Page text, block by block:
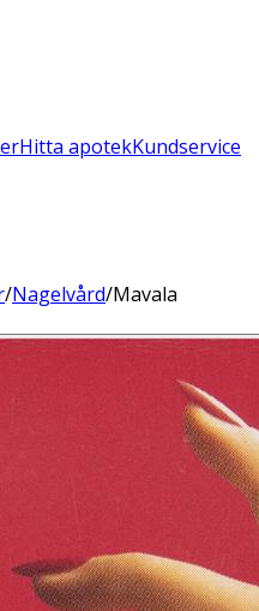
Hitta apotekKundservice
/Nagelvård/Mavala